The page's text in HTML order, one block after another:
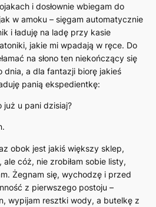
i dosłownie wbiegam do
w amoku – sięgam automatycznie
i ładuję na ladę przy kasie
jakie mi wpadają w ręce. Do
na słono ten niekończący się
a dla fantazji biorę jakieś
panią ekspedientkę:
już u pani dzisiaj?
obok jest jakiś większy sklep,
cóż, nie zrobiłam sobie listy,
Żegnam się, wychodzę i przed
z pierwszego postoju –
wypijam resztki wody, a butelkę z